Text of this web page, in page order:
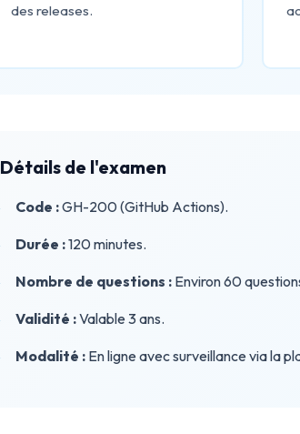
des releases.
Détails de l'examen
Code :GH-200 (GitHub Actions).
Durée :120 minutes.
Nombre de questions : Environ 60
Validité :Valable 3 ans.
Modalité : En ligne avec surveillance via la